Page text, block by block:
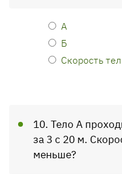
А
Б
Скорость
10. Тело А
за 3 с 20 м.
меньше?